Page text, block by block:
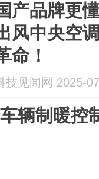
产品牌更
风中央空
命！
技见闻网 2025-
辆制暖控